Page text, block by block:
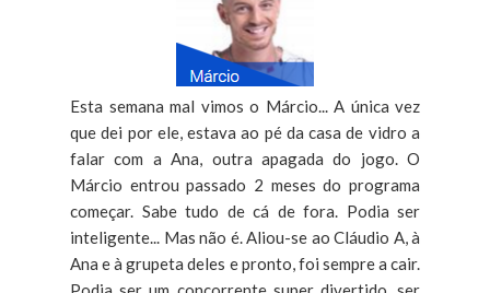
Esta semana mal vimos o Márcio... A única vez
que dei por ele, estava ao pé da casa de vidro a
falar com a Ana, outra apagada do jogo. O
Márcio entrou passado 2 meses do programa
começar. Sabe tudo de cá de fora. Podia ser
inteligente... Mas não é. Aliou-se ao Cláudio A, à
Ana e à grupeta deles e pronto, foi sempre a cair.